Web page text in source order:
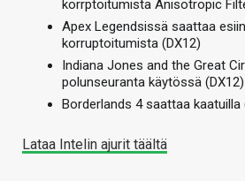
korrptoitumista Anisotropic
Apex Legendsissä saattaa
korruptoitumista (DX12)
Indiana Jones and the Great
polunseuranta käytössä (DX12)
Borderlands 4 saattaa kaatuilla
Lataa Intelin ajurit täältä